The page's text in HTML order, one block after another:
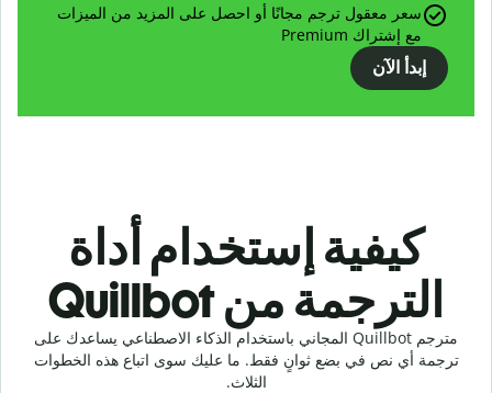
سعر معقول ترجم مجانًا أو احصل على المزيد من الميزات
مع إشتراك Premium
إبدأ الآن
كيفية إستخدام أداة
الترجمة من Quillbot
مترجم Quillbot المجاني باستخدام الذكاء الاصطناعي يساعدك على
ترجمة أي نص في بضع ثوانٍ فقط. ما عليك سوى اتباع هذه الخطوات
الثلاث.